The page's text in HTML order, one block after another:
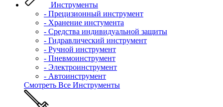
Инструменты
- Прецизионный инструмент
- Хранение инстумента
- Средства индивидуальной защиты
- Гидравлический инструмент
- Ручной инструмент
- Пневмоинструмент
- Электроинструмент
- Автоинструмент
Смотреть Все Инструменты